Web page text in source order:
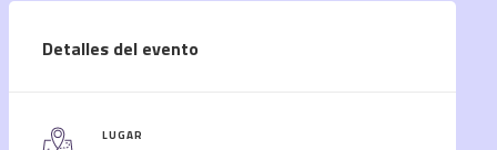
Detalles del evento
LUGAR